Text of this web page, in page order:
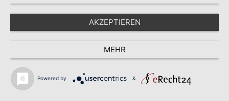
AKZEPTIEREN
MEHR
Powered by &